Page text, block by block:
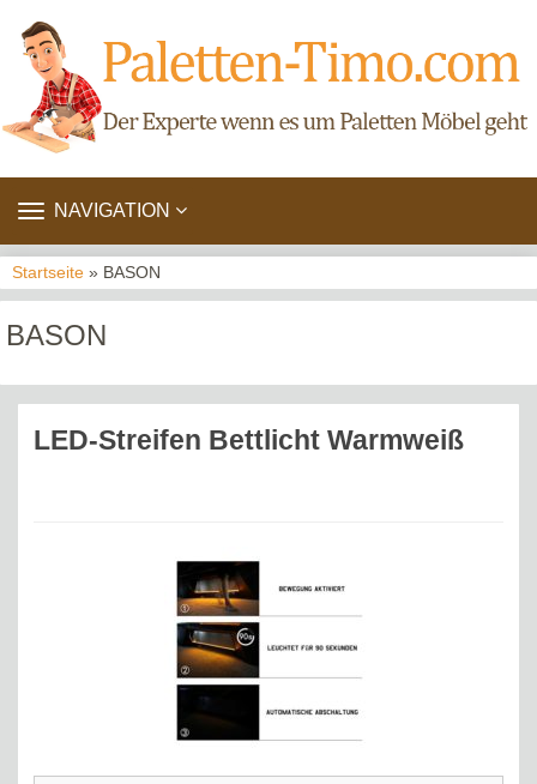
TOGGLE
NAVIGATION
Startseite » BASON
BASON
LED-Streifen Bettlicht Warmweiß